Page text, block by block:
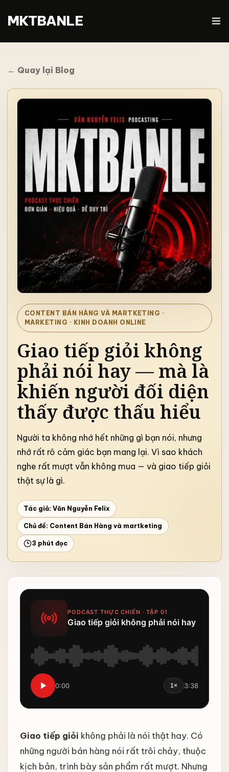
MKTBANLE
← Quay lại Blog
CONTENT BÁN HÀNG VÀ MARTKETING ·
MARKETING · KINH DOANH ONLINE
Giao tiếp giỏi không
phải nói hay — mà là
khiến người đối diện
thấy được thấu hiểu
Người ta không nhớ hết những gì bạn nói, nhưng
nhớ rất rõ cảm giác bạn mang lại. Vì sao khách
nghe rất mượt vẫn không mua — và giao tiếp giỏi
thật sự là gì.
Tác giả: Văn Nguyễn Felix
Chủ đề: Content Bán Hàng và martketing
3 phút đọc
Giao tiếp giỏi không phải là nói thật hay. Có
những người bán hàng nói rất trôi chảy, thuộc
kịch bản, trình bày sản phẩm rất mượt. Nhưng